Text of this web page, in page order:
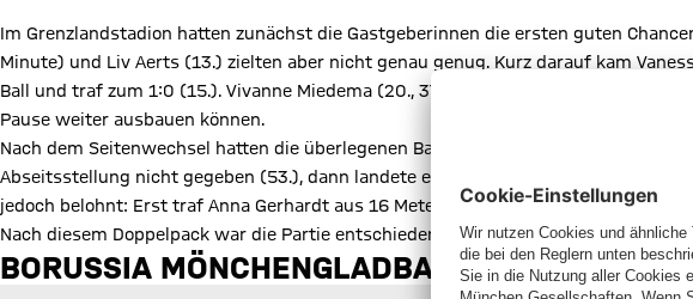
Im Grenzlandstadion hatten zunächst die Gastgeberinnen die ersten guten
Minute) und Liv Aerts (13.) zielten aber nicht genau genug. Kurz darauf kam
Ball und traf zum 1:0 (15.). Vivanne Miedema (20., 37., 39.), Anna Gerhardt (21.)
Pause weiter ausbauen können.
Nach dem Seitenwechsel hatten die überlegenen Bayern zunächst Pech. Ein
Abseitsstellung nicht gegeben (53.), dann landete ein Bürki-Schuss an der
jedoch belohnt: Erst traf Anna Gerhardt aus 16 Metern ins lange Eck (62.), dann
Nach diesem Doppelpack war die Partie entschieden. Bürki scheiterte noch
BORUSSIA MÖNCHENGLADBACH - FC